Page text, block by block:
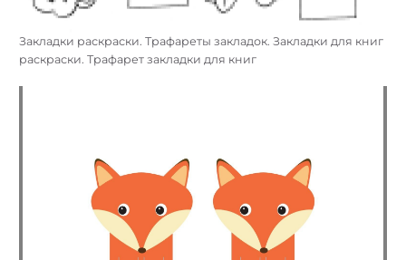
Закладки раскраски. Трафареты закладок. Закладки для книг
раскраски. Трафарет закладки для книг